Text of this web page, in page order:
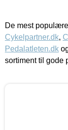
De mest
Cykelpartner.dk,
Pedalatleten.dk
sortiment til gode